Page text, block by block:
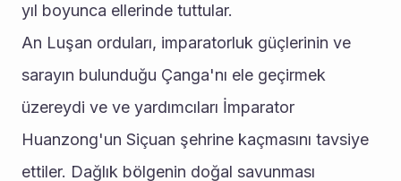
yıl boyunca ellerinde tuttular.
An Luşan orduları, imparatorluk güçlerinin ve
sarayın bulunduğu Çanga'nı ele geçirmek
üzereydi ve ve yardımcıları İmparator
Huanzong'un Siçuan şehrine kaçmasını tavsiye
ettiler. Dağlık bölgenin doğal savunması